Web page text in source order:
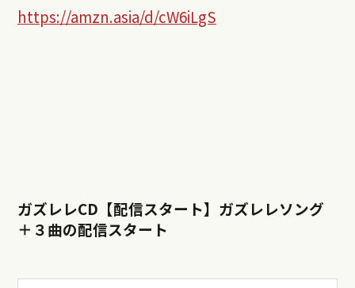
https://amzn.asia/d/cW6iLgS
ガズレレCD【配信スタート】ガズレレソング
＋３曲の配信スタート